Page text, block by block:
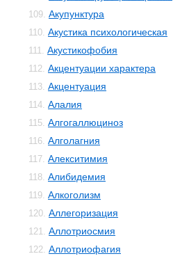
109. Акупунктура
110. Акустика психологическая
111. Акустикофобия
112. Акцентуации характера
113. Акцентуация
114. Алалия
115. Алгогаллюциноз
116. Алголагния
117. Алекситимия
118. Алибидемия
119. Алкоголизм
120. Аллегоризация
121. Аллотриосмия
122. Аллотриофагия